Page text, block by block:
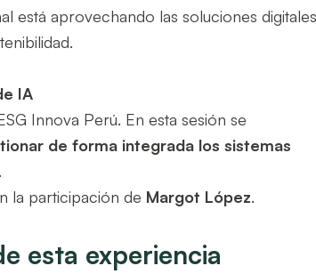
está aprovechando las soluciones
IA
Innova Perú. En esta sesión se
de forma integrada los sistemas
la participación de Margot López.
esta experiencia